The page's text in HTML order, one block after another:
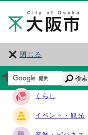
閉じる
サイト・ナビ
くらし
イベント・観光
検索